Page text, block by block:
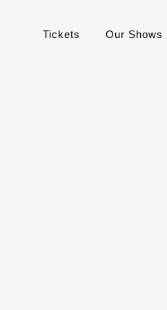
Tickets Our Shows